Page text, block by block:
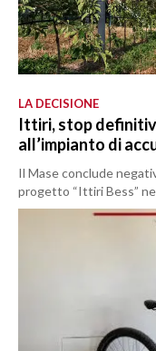
LA DECISIONE
Ittiri, stop
all’impianto di
Il Mase conclude
progetto “Ittiri Bess”